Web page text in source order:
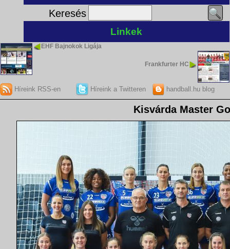
Keresés
Linkek
EHF Bajnokok Ligája
Frankfurter HC
Híreink RSS-en Híreink a Twitteren handball.hu blog
Kisvárda Master